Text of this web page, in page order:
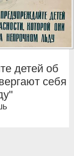
детей об
себя